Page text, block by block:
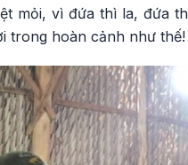
mỏi, vì đứa thì la, đứa
trong hoàn cảnh như